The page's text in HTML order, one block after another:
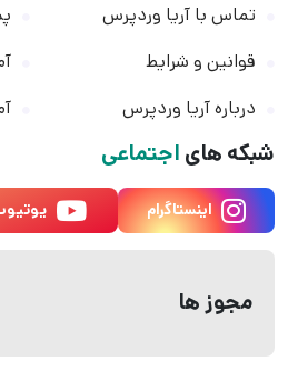
تماس با آریا وردپرس
قوانین و شرایط
درباره آریا وردپرس
شبکه های اجتماعی
اینستاگرام
مجوز ها